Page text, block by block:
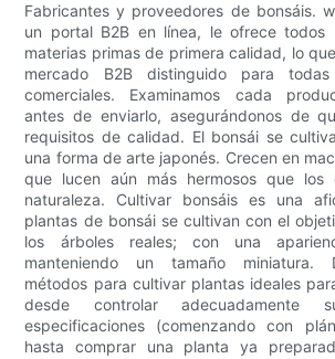
Fabricantes y proveedores de bonsáis.
un portal B2B en línea, le ofrece todos
materias primas de primera calidad, lo
mercado B2B distinguido para
comerciales. Examinamos cada
antes de enviarlo, asegurándonos de
requisitos de calidad. El bonsái se
una forma de arte japonés. Crecen en
que lucen aún más hermosos que
naturaleza. Cultivar bonsáis es una
plantas de bonsái se cultivan con el
los árboles reales; con una
manteniendo un tamaño miniatura.
métodos para cultivar plantas ideales
desde controlar adecuadamente
especificaciones (comenzando con
hasta comprar una planta ya